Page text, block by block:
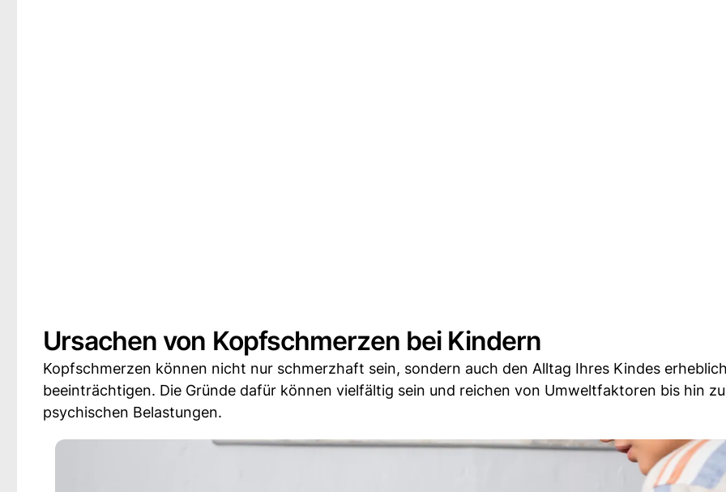
Ursachen von Kopfschmerzen bei Kindern
Kopfschmerzen können nicht nur schmerzhaft sein, sondern auch den Alltag Ihres Kindes
beeinträchtigen. Die Gründe dafür können vielfältig sein und reichen von Umweltfaktoren bis hin zu
psychischen Belastungen.